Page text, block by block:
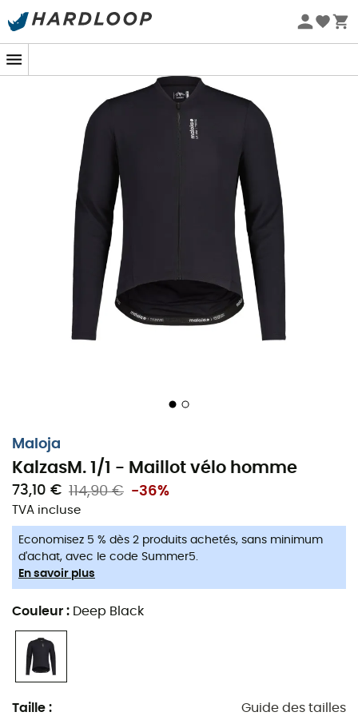
Promos d'été 🔥 -5 % EXTRA dès 2 produits* code Summer5
-5% Extra - Code Summer5
Maloja
KalzasM. 1/1 - Maillot vélo homme
73,10 € 114,90 € -36%
TVA incluse
Economisez 5 % dès 2 produits achetés, sans minimum
d'achat, avec le code Summer5.
En savoir plus
Couleur : Deep Black
Taille : Guide des tailles
Roulez léger, pédalez futé : le KalzasM,
votre allié recyclé !
vite votre meilleur compagnon grâce à sa conception
de vélo de route, de gravel et de VTT, ce maillot ne vous
alourdit pas, il vous propulse. Fabriqué à partir de
matériaux recyclés
les escapades où chaque minute compte.
Adieu les mauvaises odeurs grâce à la technologie
Polygiene StayFresh™
. Non, ce n'est pas de la magie,
mais presque ! Cette innovation freine la prolifération
des bactéries responsables des odeurs, vous
permettant de rester frais plus longtemps. Moins de
temps pour pédaler. Cela prolonge aussi la durée de vie
de votre maillot, un geste sympa pour vous et pour la
planète.